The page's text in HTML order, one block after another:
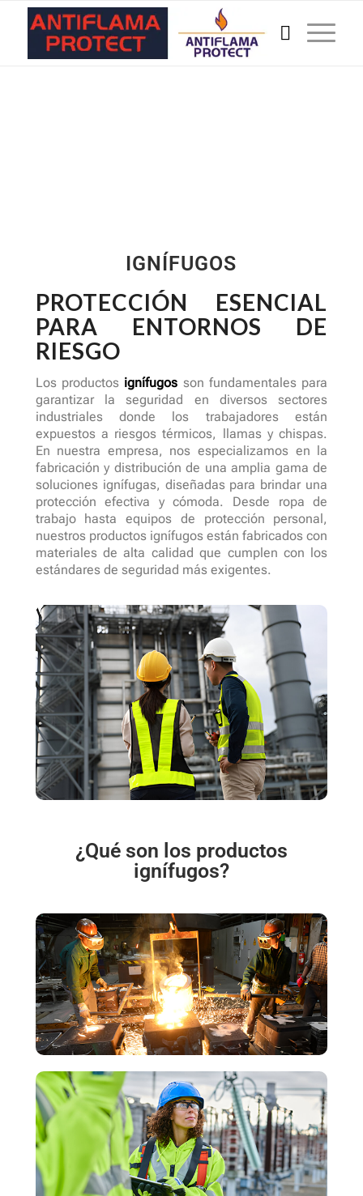
IGNÍFUGOS
PROTECCIÓN ESENCIAL
PARA ENTORNOS DE
RIESGO
Los productos ignífugos son fundamentales para
garantizar la seguridad en diversos sectores
industriales donde los trabajadores están
expuestos a riesgos térmicos, llamas y chispas.
En nuestra empresa, nos especializamos en la
fabricación y distribución de una amplia gama de
soluciones ignífugas, diseñadas para brindar una
protección efectiva y cómoda. Desde ropa de
trabajo hasta equipos de protección personal,
nuestros productos ignífugos están fabricados con
materiales de alta calidad que cumplen con los
estándares de seguridad más exigentes.
¿Qué son los productos
ignífugos?